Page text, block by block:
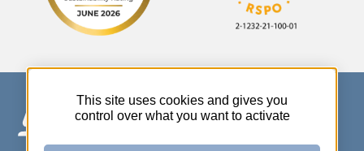
This site uses cookies and gives you
control over what you want to activate